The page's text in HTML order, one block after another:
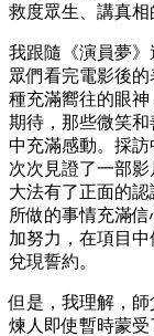
救度眾生、講真相
我跟隨《演員夢
眾們看完電影後
種充滿嚮往的眼
期待，那些微笑
中充滿感動。採
次次見證了一部
大法有了正面的
所做的事情充滿
加努力，在項目
兌現誓約。
但是，我理解，
煉人即使暫時蒙